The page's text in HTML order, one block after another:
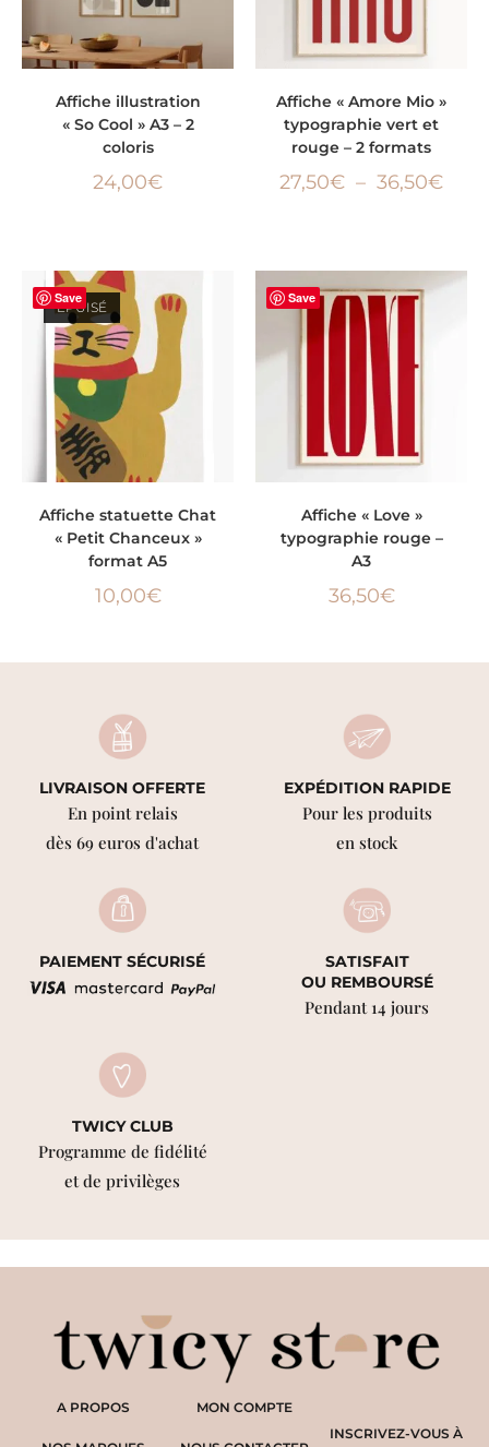
Affiche illustration
« So Cool » A3 – 2
coloris
24,00€
Affiche « Amore Mio »
typographie vert et
rouge – 2 formats
27,50€ – 36,50€
Save
ÉPUISÉ
Affiche statuette Chat
« Petit Chanceux »
format A5
10,00€
Save
Affiche « Love »
typographie rouge –
A3
36,50€
LIVRAISON OFFERTE
En point relais
dès 69 euros d'achat
EXPÉDITION RAPIDE
Pour les produits
en stock
PAIEMENT SÉCURISÉ
SATISFAIT
OU REMBOURSÉ
Pendant 14 jours
TWICY CLUB
Programme de fidélité
et de privilèges
A PROPOS
INSCRIVEZ-VOUS À
MON COMPTE